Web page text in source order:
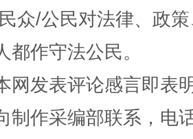
众/公民对法律、政
都作守法公民。
网发表评论感言即表
制作采编部联系，电